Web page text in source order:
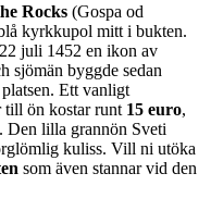
Rocks (Gospa od
kyrkkupol mitt i bukten.
juli 1452 en ikon av
sjömän byggde sedan
Ett vanligt
till ön kostar runt 15 euro,
Den lilla grannön Sveti
kuliss. Vill ni utöka
som även stannar vid den